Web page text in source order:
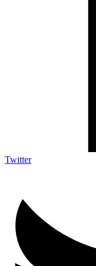
Twitter